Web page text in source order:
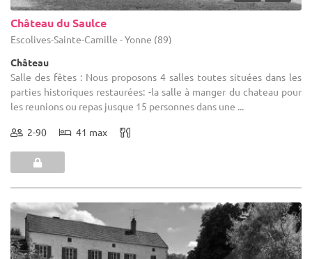
Château du Saulce
Escolives-Sainte-Camille - Yonne (89)
Château
Salle des fêtes : Nous proposons 4 salles toutes situées dans les
parties historiques restaurées: -la salle à manger du chateau pour
les reunions ou repas jusque 15 personnes dans une ...
2-90 41 max